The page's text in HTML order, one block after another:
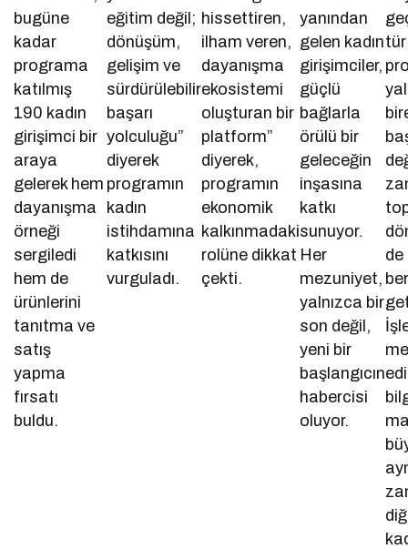
bugüne
kadar
programa
katılmış
190 kadın
girişimci bir
araya
gelerek hem
dayanışma
örneği
sergiledi
hem de
ürünlerini
tanıtma ve
satış
yapma
fırsatı
buldu.
eğitim değil;
dönüşüm,
gelişim ve
sürdürülebilir
başarı
yolculuğu”
diyerek
programın
kadın
istihdamına
katkısını
vurguladı.
hissettiren,
ilham veren,
dayanışma
ekosistemi
oluşturan bir
platform”
diyerek,
programın
ekonomik
kalkınmadaki
rolüne dikkat
çekti.
yanından
gelen kadın
girişimciler,
güçlü
bağlarla
örülü bir
geleceğin
inşasına
katkı
sunuyor.
Her
mezuniyet,
yalnızca bir
son değil,
yeni bir
başlangıcın
habercisi
oluyor.
tür
de